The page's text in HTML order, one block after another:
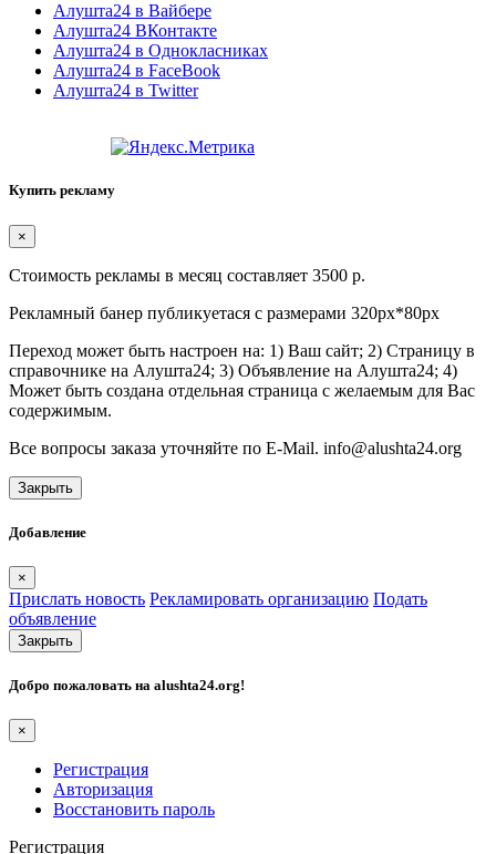
Алушта24 в Вайбере
Алушта24 ВКонтакте
Алушта24 в Однокласниках
Алушта24 в FaceBook
Алушта24 в Twitter
Купить рекламу
×
Стоимость рекламы в месяц составляет 3500 р.
Рекламный банер публикуетася с размерами 320px*80px
Переход может быть настроен на: 1) Ваш сайт; 2) Страницу в
справочнике на Алушта24; 3) Объявление на Алушта24; 4)
Может быть создана отдельная страница с желаемым для Вас
содержимым.
Все вопросы заказа уточняйте по E-Mail. info@alushta24.org
Закрыть
Добавление
×
Прислать новость Рекламировать организацию Подать
объявление
Закрыть
Добро пожаловать на alushta24.org!
×
Регистрация
Авторизация
Восстановить пароль
Регистрация